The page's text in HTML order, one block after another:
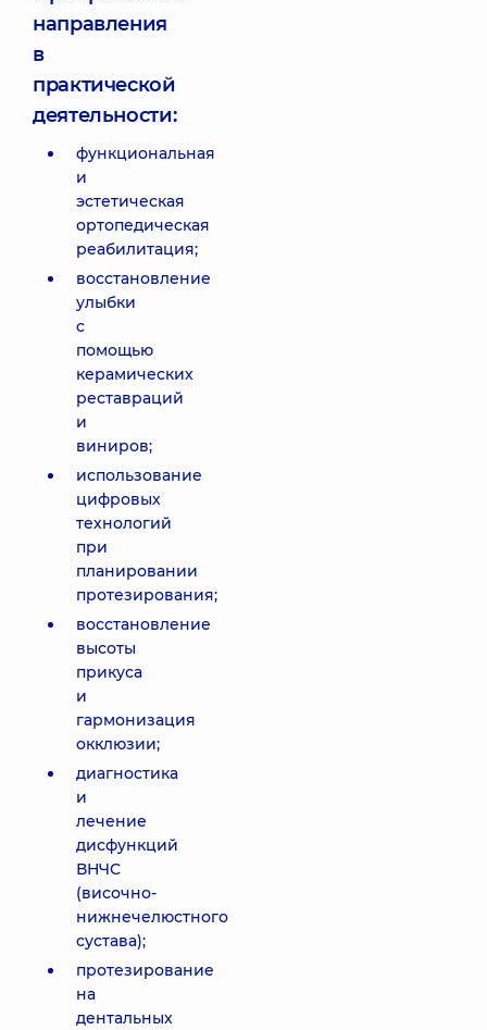
направления
в
практической
деятельности:
функциональная
и
эстетическая
ортопедическая
реабилитация;
восстановление
улыбки
с
помощью
керамических
реставраций
и
виниров;
использование
цифровых
технологий
при
планировании
протезирования;
восстановление
высоты
прикуса
и
гармонизация
окклюзии;
диагностика
и
лечение
дисфункций
ВНЧС
(височно-
нижнечелюстного
сустава);
протезирование
на
дентальных